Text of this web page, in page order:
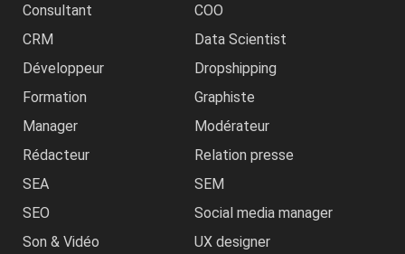
Consultant
COO
CRM
Data Scientist
Développeur
Dropshipping
Formation
Graphiste
Manager
Modérateur
Rédacteur
Relation presse
SEA
SEM
SEO
Social media manager
Son & Vidéo
UX designer